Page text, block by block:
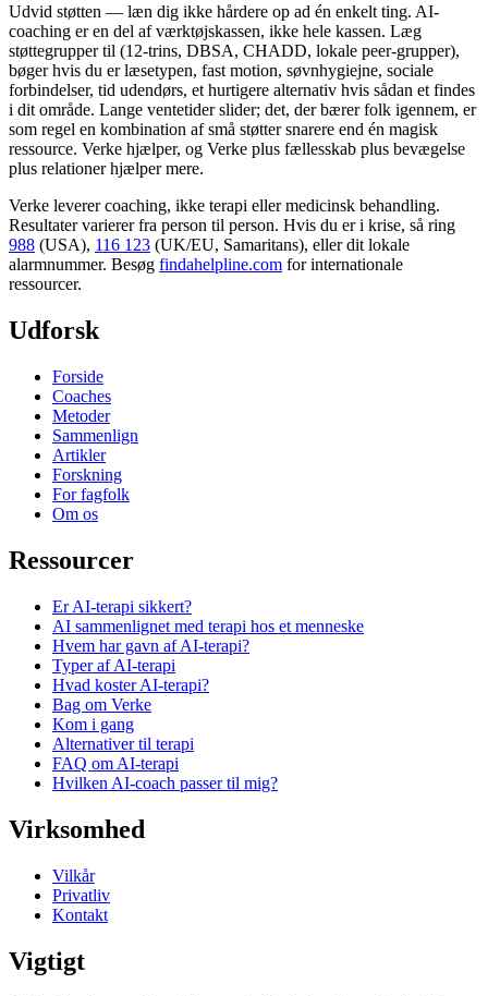
Udvid støtten — læn dig ikke hårdere op ad én enkelt ting. AI-
coaching er en del af værktøjskassen, ikke hele kassen. Læg
støttegrupper til (12-trins, DBSA, CHADD, lokale peer-grupper),
bøger hvis du er læsetypen, fast motion, søvnhygiejne, sociale
forbindelser, tid udendørs, et hurtigere alternativ hvis sådan et findes
i dit område. Lange ventetider slider; det, der bærer folk igennem, er
som regel en kombination af små støtter snarere end én magisk
ressource. Verke hjælper, og Verke plus fællesskab plus bevægelse
plus relationer hjælper mere.
Verke leverer coaching, ikke terapi eller medicinsk behandling.
Resultater varierer fra person til person. Hvis du er i krise, så ring
988 (USA), 116 123 (UK/EU, Samaritans), eller dit lokale
alarmnummer. Besøg findahelpline.com for internationale
ressourcer.
Udforsk
Forside
Coaches
Metoder
Sammenlign
Artikler
Forskning
For fagfolk
Om os
Ressourcer
Er AI-terapi sikkert?
AI sammenlignet med terapi hos et menneske
Hvem har gavn af AI-terapi?
Typer af AI-terapi
Hvad koster AI-terapi?
Bag om Verke
Kom i gang
Alternativer til terapi
FAQ om AI-terapi
Hvilken AI-coach passer til mig?
Virksomhed
Vilkår
Privatliv
Kontakt
Vigtigt